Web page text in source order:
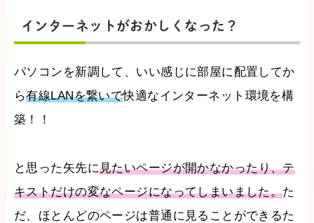
インターネットがおかしくなった？
パソコンを新調して、いい感じに部屋に配置してか
ら有線LANを繋いで快適なインターネット環境を構
築！！
と思った矢先に見たいページが開かなかったり、テ
キストだけの変なページになってしまいました。た
だ、ほとんどのページは普通に見ることができるた